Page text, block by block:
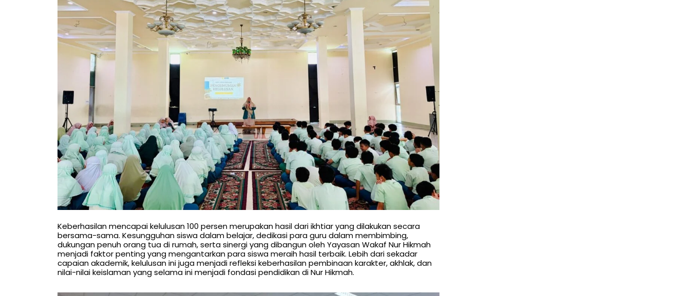
Keberhasilan mencapai kelulusan 100 persen merupakan hasil dari ikhtiar yang dilakukan secara
bersama-sama. Kesungguhan siswa dalam belajar, dedikasi para guru dalam membimbing,
dukungan penuh orang tua di rumah, serta sinergi yang dibangun oleh Yayasan Wakaf Nur Hikmah
menjadi faktor penting yang mengantarkan para siswa meraih hasil terbaik. Lebih dari sekadar
capaian akademik, kelulusan ini juga menjadi refleksi keberhasilan pembinaan karakter, akhlak, dan
nilai-nilai keislaman yang selama ini menjadi fondasi pendidikan di Nur Hikmah.